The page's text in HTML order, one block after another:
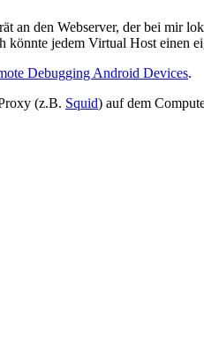
an den Webserver, der bei mir
jedem Virtual Host einen
Debugging Android Devices.
(z.B. Squid) auf dem